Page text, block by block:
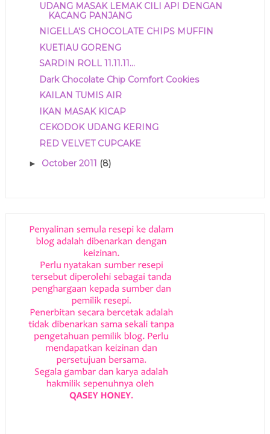
UDANG MASAK LEMAK CILI API DENGAN
KACANG PANJANG
NIGELLA'S CHOCOLATE CHIPS MUFFIN
KUETIAU GORENG
SARDIN ROLL 11.11.11...
Dark Chocolate Chip Comfort Cookies
KAILAN TUMIS AIR
IKAN MASAK KICAP
CEKODOK UDANG KERING
RED VELVET CUPCAKE
► October 2011 (8)